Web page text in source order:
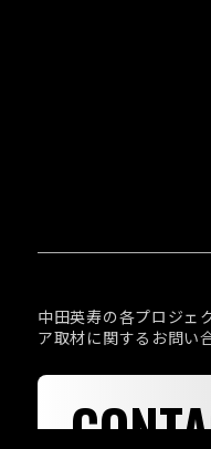
中田英寿の各プロジェ
ア取材に関するお問い